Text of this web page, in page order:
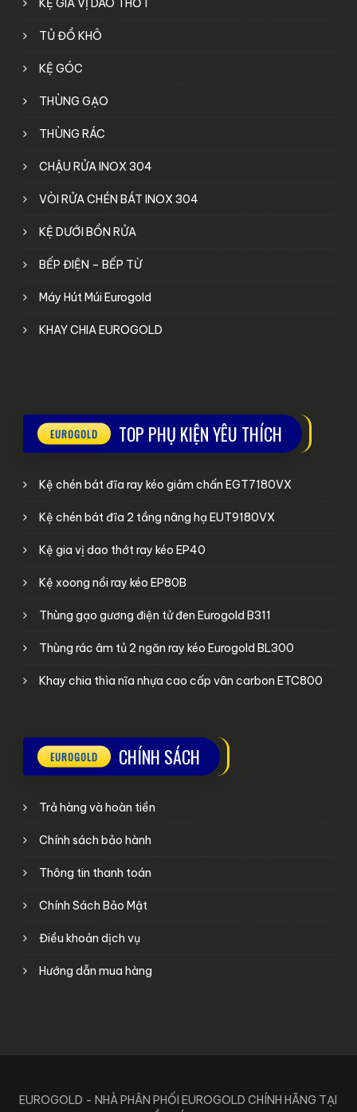
KỆ GIA VỊ DAO THỚT
TỦ ĐỒ KHÔ
KỆ GÓC
THÙNG GẠO
THÙNG RÁC
CHẬU RỬA INOX 304
VÒI RỬA CHÉN BÁT INOX 304
KỆ DƯỚI BỒN RỬA
BẾP ĐIỆN – BẾP TỪ
Máy Hút Múi Eurogold
KHAY CHIA EUROGOLD
TOP PHỤ KIỆN YÊU THÍCH
Kệ chén bát đĩa ray kéo giảm chấn EGT7180VX
Kệ chén bát đĩa 2 tầng nâng hạ EUT9180VX
Kệ gia vị dao thớt ray kéo EP40
Kệ xoong nồi ray kéo EP80B
Thùng gạo gương điện tử đen Eurogold B311
Thùng rác âm tủ 2 ngăn ray kéo Eurogold BL300
Khay chia thìa nĩa nhựa cao cấp vân carbon ETC800
CHÍNH SÁCH
Trả hàng và hoàn tiền
Chính sách bảo hành
Thông tin thanh toán
Chính Sách Bảo Mật
Điều khoản dịch vụ
Hướng dẫn mua hàng
EUROGOLD - NHÀ PHÂN PHỐI EUROGOLD CHÍNH HÃNG TẠI